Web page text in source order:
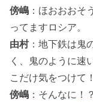
傍嶋 ：ほおおおそ
ってますロシア。
由村：地下鉄は鬼
く、鬼のように速
こだけ気をつけて！
傍嶋 ：そんなに！